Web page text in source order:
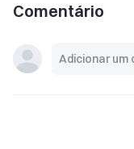
Comentário